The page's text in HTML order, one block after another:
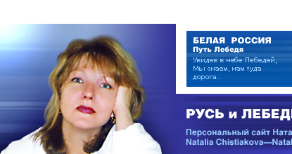
РУСЬ и ЛЕБЕДИ | RUSI —
Персональный сайт